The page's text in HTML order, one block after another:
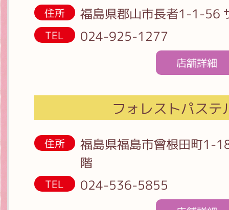
住所 福島県郡山市長者1-1-56
TEL 024-925-1277
店舗詳細
フォレストパステ
住所
福島県福島市曾根田町1-
階
TEL 024-536-5855